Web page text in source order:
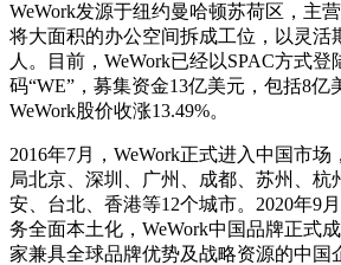
WeWork发源于纽约曼哈顿苏荷区，主
将大面积的办公空间拆成工位，以灵活
人。目前，WeWork已经以SPAC方式
码“WE”，募集资金13亿美元，包括8亿
WeWork股价收涨13.49%。
2016年7月，WeWork正式进入中国市
局北京、深圳、广州、成都、苏州、杭
安、台北、香港等12个城市。2020年9
务全面本土化，WeWork中国品牌正式
家兼具全球品牌优势及战略资源的中国